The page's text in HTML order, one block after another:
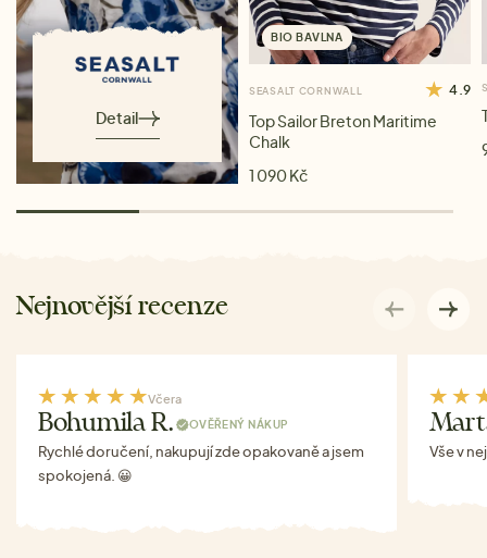
Detail
BIO BAVLNA
SEASALT CORNWALL 4.9
Top Sailor Breton Maritime
Chalk
1 090 Kč
Nejnovější recenze
Včera
Bohumila R. OVĚŘENÝ NÁKUP
Rychlé doručení, nakupují zde opakovaně a jsem
spokojená. 😀
Vše v